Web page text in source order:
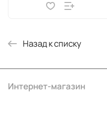
Назад к списку
Интернет-магазин